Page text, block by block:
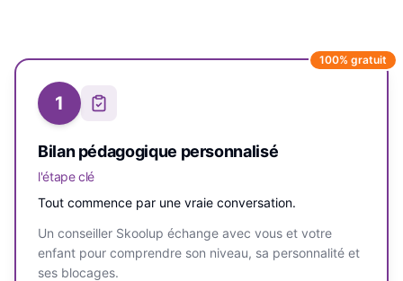
100% gratuit
1
Bilan pédagogique personnalisé
l'étape clé
Tout commence par une vraie conversation.
Un conseiller Skoolup échange avec vous et votre
enfant pour comprendre son niveau, sa personnalité et
ses blocages.